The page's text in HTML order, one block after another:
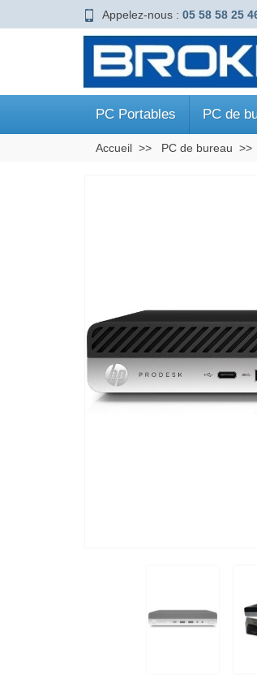
Appelez-nous : 05 58 58 25
PC Portables PC de
Accueil PC de bureau